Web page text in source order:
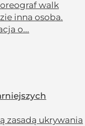
walk
inna osoba.
o...
zasadą ukrywania